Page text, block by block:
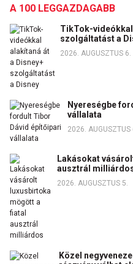
A 100 LEGGAZDAGABB
TikTok-videókkal
szolgáltatást a
2026. AUGUSZTUS 6.
Nyereségbe
vállalata
2026. AUGUSZTUS
Lakásokat
ausztrál
2026. AUGUSZTUS 5.
Közel